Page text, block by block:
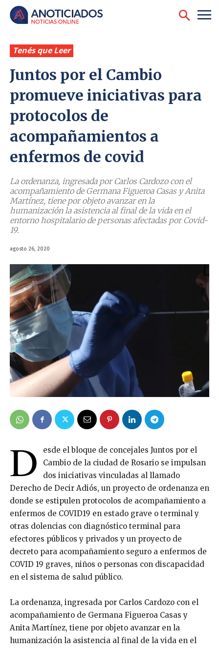
Tenés que Leer
Juntos por el Cambio
promueve iniciativas para
protocolos de
acompañamientos a
enfermos de covid
La ordenanza, ingresada por Carlos Cardozo con el
acompañamiento de Germana Figueroa Casas y Anita
Martínez, tiene por objeto avanzar en la
humanización la asistencia al final de la vida en el
entorno hospitalario de personas afectadas por Covid-
19.
agosto 26, 2020
D
esde el bloque de concejales Juntos por el
Cambio de la ciudad de Rosario se impulsan
dos iniciativas vinculadas al llamado
Derecho de Decir Adiós, un proyecto de ordenanza en
donde se estipulen protocolos de acompañamiento a
enfermos de COVID19 en estado grave o terminal y
otras dolencias con diagnóstico terminal para
efectores públicos y privados y un proyecto de
decreto para acompañamiento seguro a enfermos de
COVID 19 graves, niños o personas con discapacidad
en el sistema de salud público.
La ordenanza, ingresada por Carlos Cardozo con el
acompañamiento de Germana Figueroa Casas y
Anita Martínez, tiene por objeto avanzar en la
humanización la asistencia al final de la vida en el